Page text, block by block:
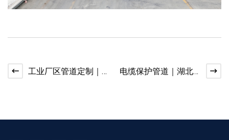
工业厂区管道定制｜
电缆保护管道｜湖北